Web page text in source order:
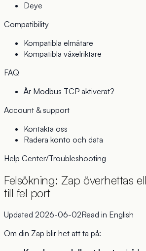
Deye
Compatibility
Kompatibla elmätare
Kompatibla växelriktare
FAQ
Är Modbus TCP aktiverat?
Account & support
Kontakta oss
Radera konto och data
Help Center/Troubleshooting
Felsökning: Zap överhettas
till fel port
Updated 2026-06-02Read in English
Om din Zap blir het att ta på: